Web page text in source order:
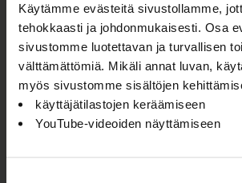
Käytämme evästeitä sivustollamme,
tehokkaasti ja johdonmukaisesti. Osa
sivustomme luotettavan ja turvallisen
välttämättömiä. Mikäli annat luvan,
myös sivustomme sisältöjen
käyttäjätilastojen keräämiseen
YouTube-videoiden näyttämiseen
se on avoin, keille suljettu, ja
vaatii.”
Millainen on suhteesi
tämän esityksen